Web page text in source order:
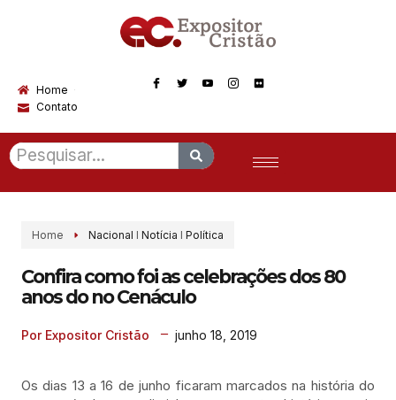
Home
Contato
Home Nacional I Notícia I Política
Confira como foi as celebrações dos 80
anos do no Cenáculo
Por Expositor Cristão junho 18, 2019
Os dias 13 a 16 de junho ficaram marcados na história do